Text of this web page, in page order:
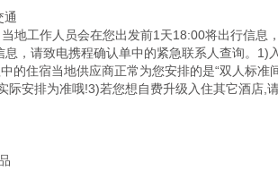
通
地工作人员会在您出发前1天18:00将出行信
，请致电携程确认单中的紧急联系人查询。
的住宿当地供应商正常为您安排的是“双人标准
安排为准哦!3)若您想自费升级入住其它酒店,